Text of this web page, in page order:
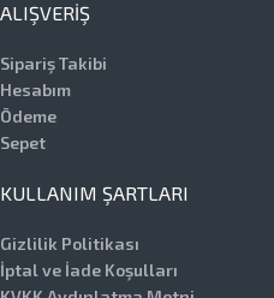
ALIŞVERIŞ
Sipariş Takibi
Hesabım
Ödeme
Sepet
KULLANIM ŞARTLARI
Gizlilik Politikası
İptal ve İade Koşulları